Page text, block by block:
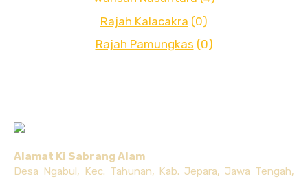
Rajah Kalacakra (0)
Rajah Pamungkas (0)
Alamat Ki Sabrang Alam
Desa Ngabul, Kec. Tahunan, Kab. Jepara, Jawa Tengah,